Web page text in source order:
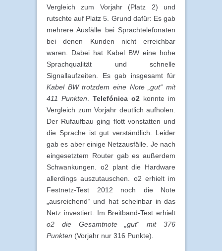
Vergleich zum Vorjahr (Platz 2) und
rutschte auf Platz 5. Grund dafür: Es gab
mehrere Ausfälle bei Sprachtelefonaten
bei denen Kunden nicht erreichbar
waren. Dabei hat Kabel BW eine hohe
Sprachqualität und schnelle
Signallaufzeiten. Es gab insgesamt für
Kabel BW trotzdem eine Note „gut“ mit
411 Punkten
Telefónica o2 konnte im
Vergleich zum Vorjahr deutlich aufholen.
Der Rufaufbau ging flott vonstatten und
die Sprache ist gut verständlich. Leider
gab es aber einige Netzausfälle. Je nach
eingesetztem Router gab es außerdem
Schwankungen. o2 plant die Hardware
allerdings auszutauschen. o2 erhielt im
Festnetz-Test 2012 noch die Note
„ausreichend“ und hat scheinbar in das
Netz investiert. Im Breitband-Test erhielt
o2 die Gesamtnote „gut“ mit 376
Punkten (Vorjahr nur 316 Punkte).